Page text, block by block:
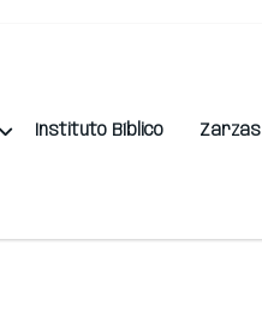
Instituto Bíblico Zarzas